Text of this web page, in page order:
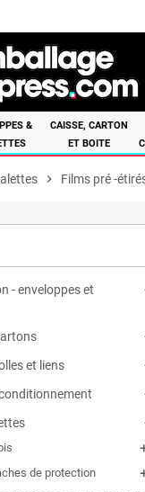
&
CAISSE, CARTON
ET BOITE
chevron_right Films pré -
- enveloppes et
et liens
de protection